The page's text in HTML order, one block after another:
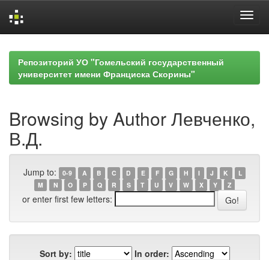
navigationРепозиторий УО "Гомельский государственный
университет имени Франциска Скорины"
Browsing by Author Левченко,
В.Д.
Jump to: 0-9 A B C D E F G H I J K
L
M
N O P Q R S T U V W X Y Z
or enter first few letters:
Sort by:
In order: